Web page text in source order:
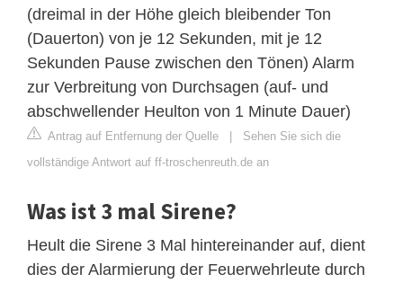
(dreimal in der Höhe gleich bleibender Ton
(Dauerton) von je 12 Sekunden, mit je 12
Sekunden Pause zwischen den Tönen) Alarm
zur Verbreitung von Durchsagen (auf- und
abschwellender Heulton von 1 Minute Dauer)
Antrag auf Entfernung der Quelle | Sehen Sie sich die
vollständige Antwort auf ff-troschenreuth.de an
Was ist 3 mal Sirene?
Heult die Sirene 3 Mal hintereinander auf, dient
dies der Alarmierung der Feuerwehrleute durch